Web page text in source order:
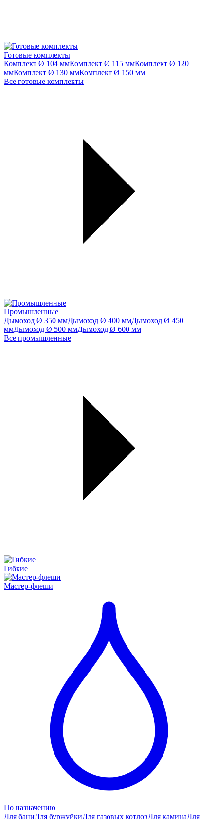
Готовые комплекты
Комплект Ø 104 ммКомплект Ø 115 ммКомплект Ø 120
ммКомплект Ø 130 ммКомплект Ø 150 мм
Все готовые комплекты
Промышленные
Дымоход Ø 350 ммДымоход Ø 400 ммДымоход Ø 450
ммДымоход Ø 500 ммДымоход Ø 600 мм
Все промышленные
Гибкие
Мастер-флеши
По назначению
Для баниДля буржуйкиДля газовых котловДля каминаДля